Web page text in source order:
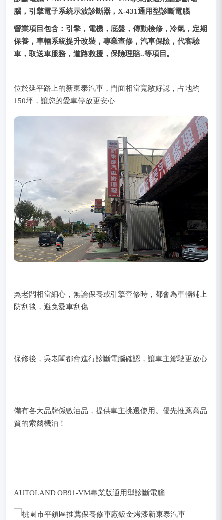
腦，引擎電子系統示波診斷器，X-431通用型診斷電腦
營業項目包含：引擎，電機，底盤，傳動檢修，冷氣，定期
保養，車輛系統提升改裝，專業查修，汽車保險，代客驗
車，取送車服務，道路救援，保險理賠..等項目。
位於延平路上的新東泰汽車，門面相當寬敞好認，占地約
150坪，讓您的愛車停放更安心
吳老闆相當細心，無論保養或引擎查修時，都會為車輛鋪上
防刮毯，避免愛車刮傷